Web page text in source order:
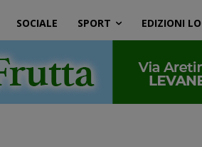
SOCIALE SPORT EDIZIONI